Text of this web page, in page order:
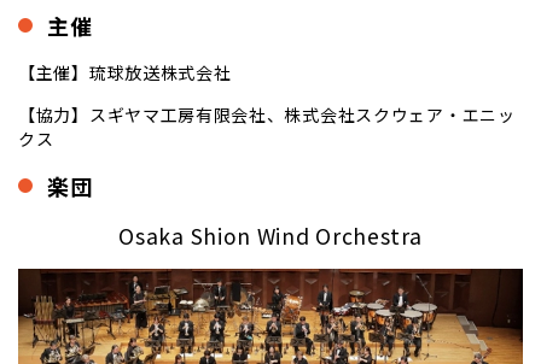
主催
【主催】琉球放送株式会社
【協力】スギヤマ工房有限会社、株式会社スクウェア・エニッ
クス
楽団
Osaka Shion Wind Orchestra